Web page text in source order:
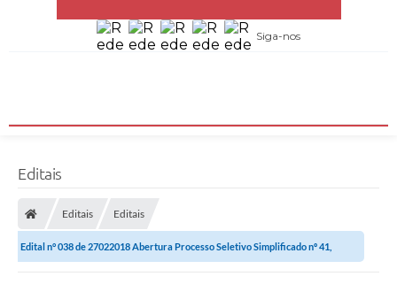
Siga-nos
Editais
Editais Editais
Edital n° 038 de 27022018 Abertura Processo Seletivo Simplificado nº 41,